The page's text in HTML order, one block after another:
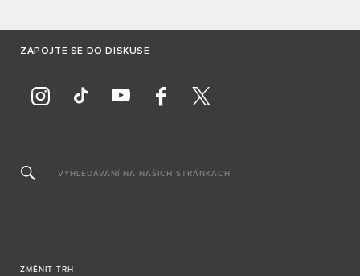
ZAPOJTE SE DO DISKUSE
VYHLEDÁVÁNÍ NA NAŠICH STRÁNKÁCH
ZMĚNIT TRH